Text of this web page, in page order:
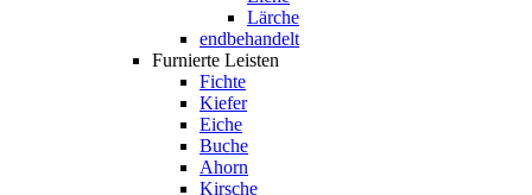
Lärche
endbehandelt
Furnierte Leisten
Fichte
Kiefer
Eiche
Buche
Ahorn
Kirsche